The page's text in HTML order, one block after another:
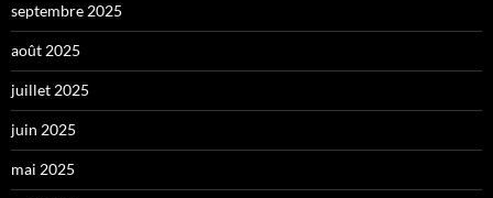
septembre 2025
août 2025
juillet 2025
juin 2025
mai 2025